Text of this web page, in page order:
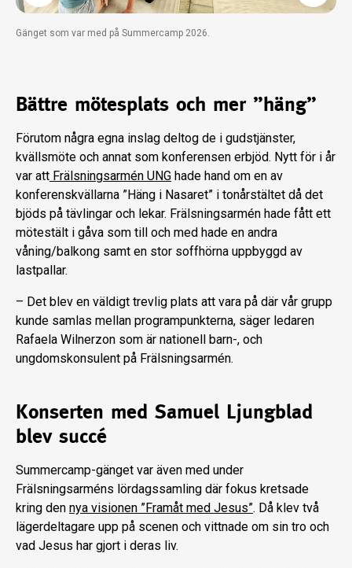
Gänget som var med på Summercamp 2026.
Bättre mötesplats och mer ”häng”
Förutom några egna inslag deltog de i gudstjänster,
kvällsmöte och annat som konferensen erbjöd. Nytt för i år
var att Frälsningsarmén UNG hade hand om en av
konferenskvällarna ”Häng i Nasaret” i tonårstältet då det
bjöds på tävlingar och lekar. Frälsningsarmén hade fått ett
mötestält i gåva som till och med hade en andra
våning/balkong samt en stor soffhörna uppbyggd av
lastpallar.
– Det blev en väldigt trevlig plats att vara på där vår grupp
kunde samlas mellan programpunkterna, säger ledaren
Rafaela Wilnerzon som är nationell barn-, och
ungdomskonsulent på Frälsningsarmén.
Konserten med Samuel Ljungblad
blev succé
Summercamp-gänget var även med under
Frälsningsarméns lördagssamling där fokus kretsade
kring den nya visionen ”Framåt med Jesus”. Då klev två
lägerdeltagare upp på scenen och vittnade om sin tro och
vad Jesus har gjort i deras liv.